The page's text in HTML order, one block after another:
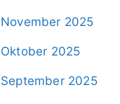
November 2025
Oktober 2025
September 2025